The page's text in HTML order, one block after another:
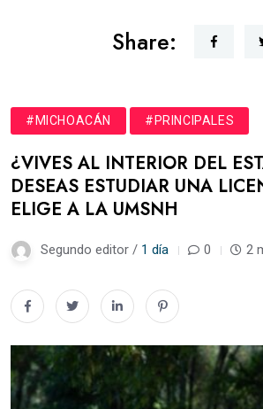
Share:
#MICHOACÁN #PRINCIPALES
¿VIVES AL INTERIOR DEL
DESEAS ESTUDIAR UNA
ELIGE A LA UMSNH
Segundo editor / 1 día 0 2